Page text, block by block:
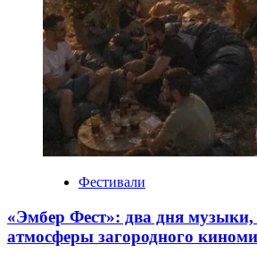
Фестивали
«Эмбер Фест»: два дня музыки,
атмосферы загородного